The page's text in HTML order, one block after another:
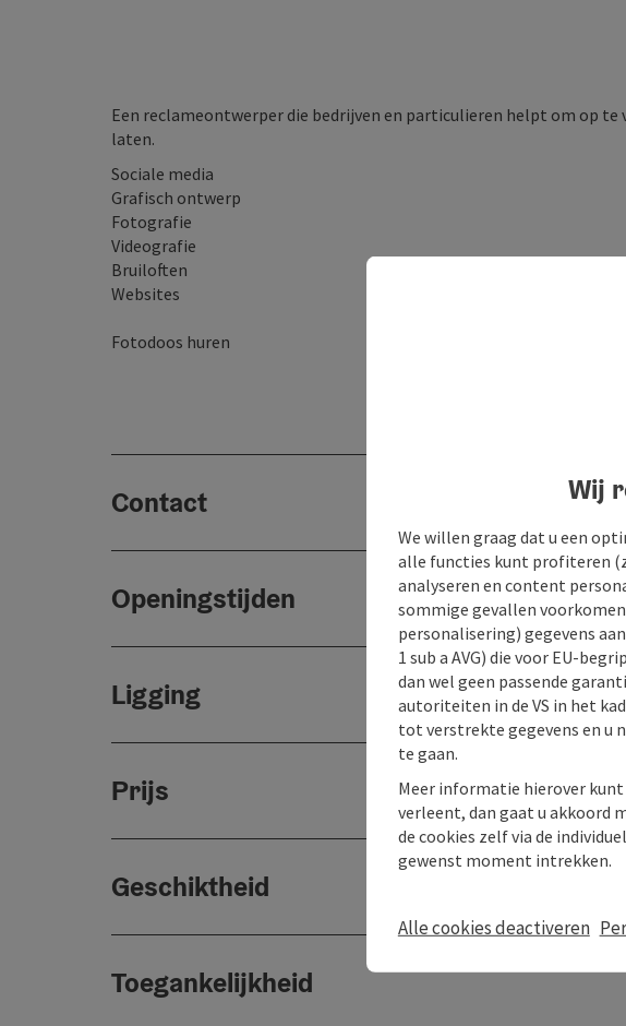
Een reclameontwerper die bedrijven en particulieren helpt om op te
laten.
Sociale media
Grafisch ontwerp
Fotografie
Videografie
Bruiloften
Websites
Fotodoos huren
Contact
Openingstijden
Ligging
Prijs
Geschiktheid
Toegankelijkheid
Wij
We willen graag dat u een
alle functies kunt profiteren
analyseren en content
sommige gevallen
personalisering) gegevens
1 sub a AVG) die voor EU-
dan wel geen passende
autoriteiten in de VS in het
tot verstrekte gegevens en u
te gaan.
Meer informatie hierover
verleent, dan gaat u akkoord
de cookies zelf via de
gewenst moment intrekken.
Alle cookies deactiveren